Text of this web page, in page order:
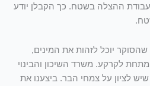
ההצלה בשטח. כך הקבלן יודע
יוכל לזהות את המינים,
לקרקע. משרד השיכון והבינוי
לציון על צמחי הבר. ביצענו את